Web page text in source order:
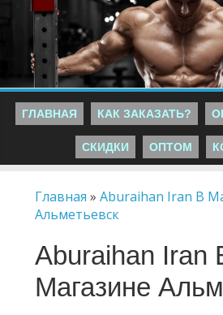
ГЛАВНАЯ КАК ЗАКАЗАТЬ?
СКИДКИ ОПТОМ
Главная »Aburaihan Iran В
Альметьевск
Aburaihan Iran
Магазине